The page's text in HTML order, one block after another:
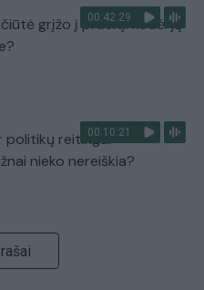
00:42:29
grįžo į praeitį: kodėl jų
00:10:21
politikų reitingai
nieko nereiškia?